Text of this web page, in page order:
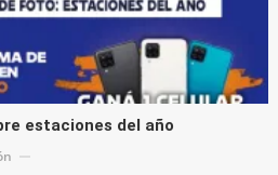
estaciones del año